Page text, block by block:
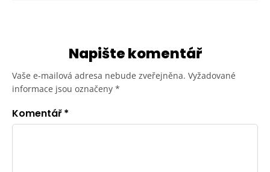
Napište komentář
Vaše e-mailová adresa nebude zveřejněna. Vyžadované
informace jsou označeny *
Komentář*